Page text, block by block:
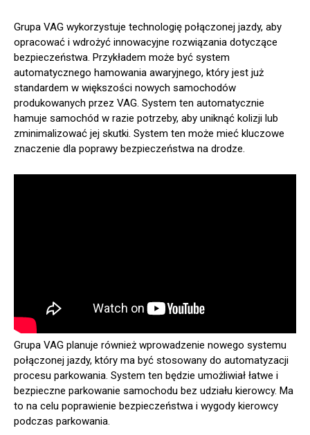
Grupa VAG wykorzystuje technologię połączonej jazdy, aby
opracować i wdrożyć innowacyjne rozwiązania dotyczące
bezpieczeństwa. Przykładem może być system
automatycznego hamowania awaryjnego, który jest już
standardem w większości nowych samochodów
produkowanych przez VAG. System ten automatycznie
hamuje samochód w razie potrzeby, aby uniknąć kolizji lub
zminimalizować jej skutki. System ten może mieć kluczowe
znaczenie dla poprawy bezpieczeństwa na drodze.
Grupa VAG planuje również wprowadzenie nowego systemu
połączonej jazdy, który ma być stosowany do automatyzacji
procesu parkowania. System ten będzie umożliwiał łatwe i
bezpieczne parkowanie samochodu bez udziału kierowcy. Ma
to na celu poprawienie bezpieczeństwa i wygody kierowcy
podczas parkowania.